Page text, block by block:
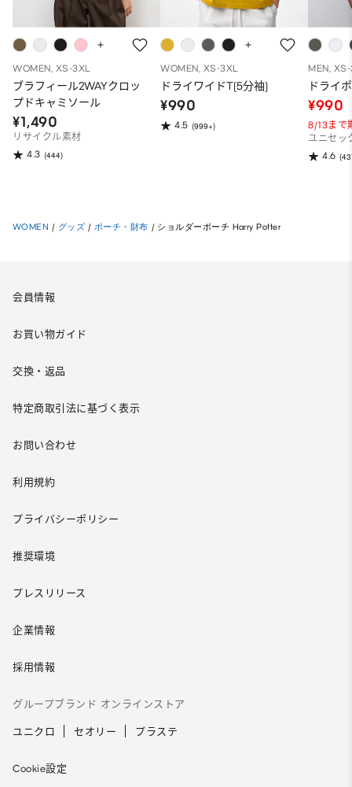
WOMEN, XS-3XL
ブラフィール2WAYクロッ
プドキャミソール
¥1,490
リサイクル素材
4.3 (444)
WOMEN, XS-3XL
ドライワイドT(5分袖)
¥990
4.5 (999+)
MEN,
ドライ
¥990
8/13まで
ユニセッ
4.6
WOMEN / グッズ / ポーチ・財布 / ショルダーポーチ Harry Potter
会員情報
お買い物ガイド
交換・返品
特定商取引法に基づく表示
お問い合わせ
利用規約
プライバシーポリシー
推奨環境
プレスリリース
企業情報
採用情報
グループブランド オンラインストア
ユニクロ セオリー プラステ
Cookie設定